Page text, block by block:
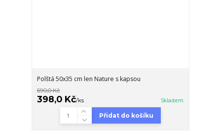
Polštá 50x35 cm len Nature s kapsou
690,0 Kč
398,0 Kč/ks Skladem
Přidat do košíku